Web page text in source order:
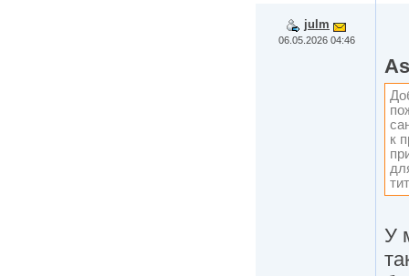
julm
06.05.2026 04:46
к
У